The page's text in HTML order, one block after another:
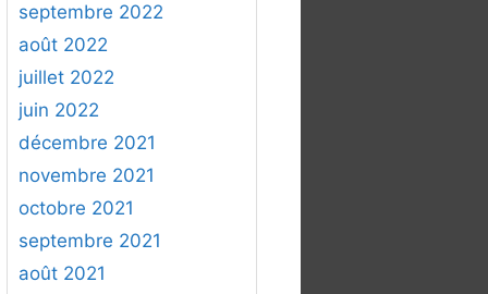
septembre 2022
août 2022
juillet 2022
juin 2022
décembre 2021
novembre 2021
octobre 2021
septembre 2021
août 2021